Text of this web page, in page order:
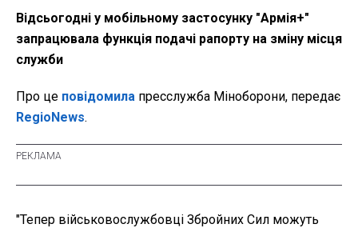
Відсьогодні у мобільному застосунку "Армія+"
запрацювала функція подачі рапорту на зміну місця
служби
Про це повідомила пресслужба Міноборони, передає
RegioNews.
"Тепер військовослужбовці Збройних Сил можуть